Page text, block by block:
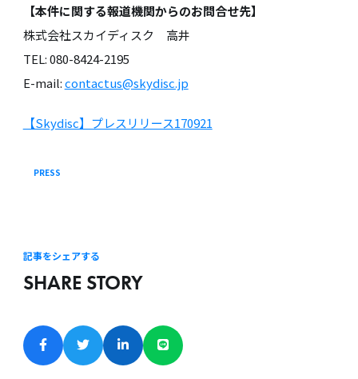
【本件に関する報道機関からのお問合せ先】
株式会社スカイディスク 高井
TEL: 080-8424-2195
E-mail:contactus@skydisc.jp
【Skydisc】プレスリリース170921
PRESS
記事をシェアする
SHARE STORY